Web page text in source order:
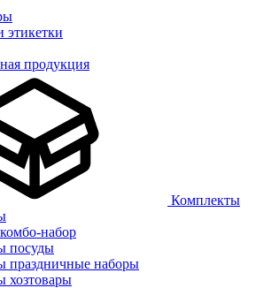
продукция
Комплекты
набор
посуды
праздничные наборы
хозтовары